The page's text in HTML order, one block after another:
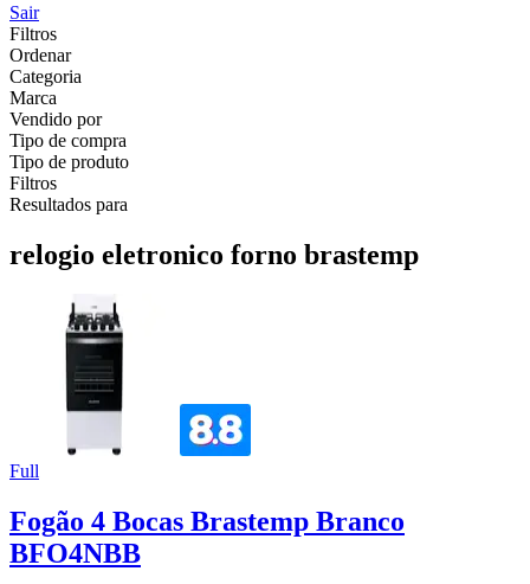
Sair
Filtros
Ordenar
Categoria
Marca
Vendido por
Tipo de compra
Tipo de produto
Filtros
Resultados para
relogio eletronico forno brastemp
Full
Fogão 4 Bocas Brastemp Branco
BFO4NBB